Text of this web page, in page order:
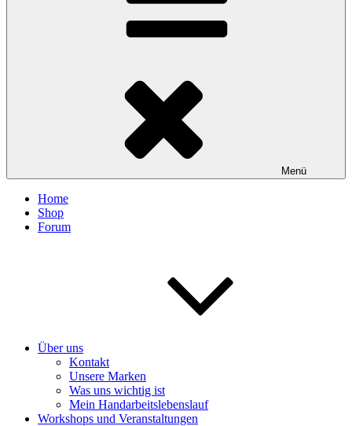
Menü
Home
Shop
Forum
Über uns
Kontakt
Unsere Marken
Was uns wichtig ist
Mein Handarbeitslebenslauf
Workshops und Veranstaltungen